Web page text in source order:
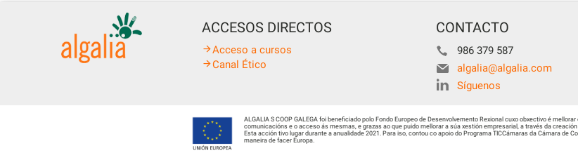
ACCESOS DIRECTOS
Acceso a cursos
Canal Ético
CONTACTO
986 379 587
algalia@algalia.com
Síguenos
ALGALIA S COOP GALEGA foi beneficiado polo Fondo Europeo de Desenvolvemento Rexional cuxo obxectivo é
comunicacións e o acceso ás mesmas, e grazas ao que puido mellorar a súa xestión empresarial, a través da
Esta acción tivo lugar durante a anualidade 2021. Para iso, contou co apoio do Programa TICCámaras da Cámara de
maneira de facer Europa.